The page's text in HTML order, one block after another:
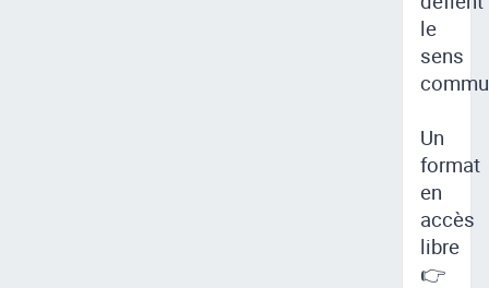
le
sens
Un
format
en
accès
libre
👉